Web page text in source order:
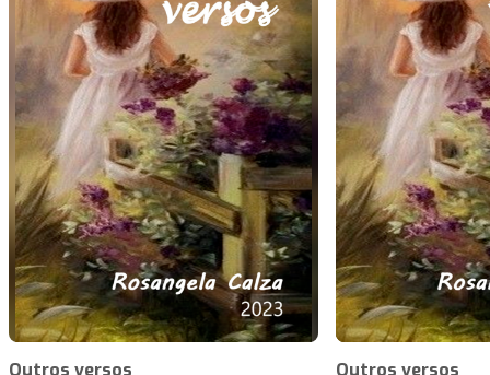
Outros versos Outros versos